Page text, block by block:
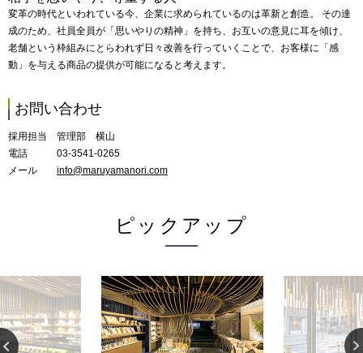
変革の時代といわれている今、企業に求められているのは革新と創造。 その達
成のため、社員全員が「思いやりの精神」を持ち、お互いの意見に耳を傾け、
老舗という枠組みにとらわれず日々改善を行っていくことで、お客様に「感
動」を与える商品の提供が可能になると考えます。
お問い合わせ
採用担当 管理部 横山
電話 03-3541-0265
メール info@maruyamanori.com
ピックアップ